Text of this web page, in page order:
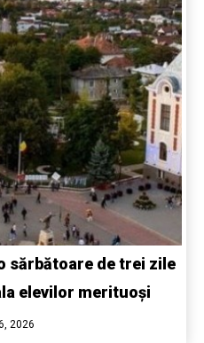
sărbătoare de trei zile
elevilor merituoși
2026